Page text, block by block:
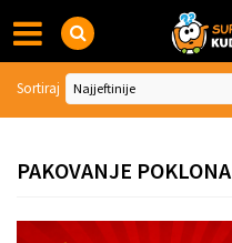
PAKOVANJE POKLONA
Sortiraj